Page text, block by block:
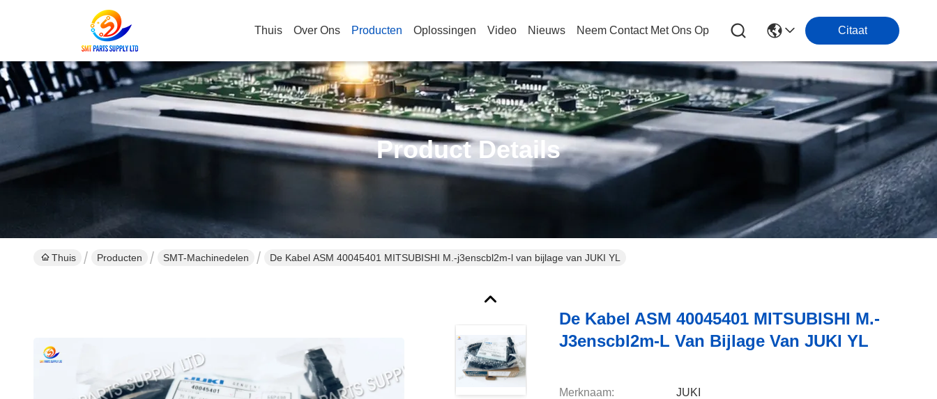
Thuis Over Ons Producten Oplossingen Video Nieuws Neem Contact Met Ons Op Citaat
Product Details
Thuis Producten SMT-Machinedelen De Kabel ASM 40045401 MITSUBISHI M.-j3enscbl2m-l van bijlage van JUKI YL
De Kabel ASM 40045401 MITSUBISHI M.-
J3enscbl2m-L Van Bijlage Van JUKI YL
Merknaam: JUKI